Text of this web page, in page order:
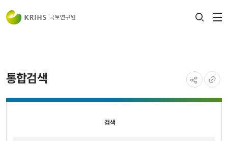
통합검색
검색